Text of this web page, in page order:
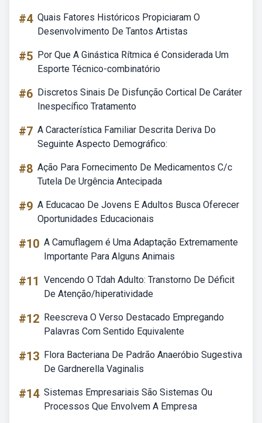
#4 Quais Fatores Históricos Propiciaram O
Desenvolvimento De Tantos Artistas
#5 Por Que A Ginástica Rítmica é Considerada Um
Esporte Técnico-combinatório
#6 Discretos Sinais De Disfunção Cortical De Caráter
Inespecífico Tratamento
#7 A Característica Familiar Descrita Deriva Do
Seguinte Aspecto Demográfico:
#8 Ação Para Fornecimento De Medicamentos C/c
Tutela De Urgência Antecipada
#9 A Educacao De Jovens E Adultos Busca Oferecer
Oportunidades Educacionais
#10 A Camuflagem é Uma Adaptação Extremamente
Importante Para Alguns Animais
#11 Vencendo O Tdah Adulto: Transtorno De Déficit
De Atenção/hiperatividade
#12 Reescreva O Verso Destacado Empregando
Palavras Com Sentido Equivalente
#13 Flora Bacteriana De Padrão Anaeróbio Sugestiva
De Gardnerella Vaginalis
#14 Sistemas Empresariais São Sistemas Ou
Processos Que Envolvem A Empresa